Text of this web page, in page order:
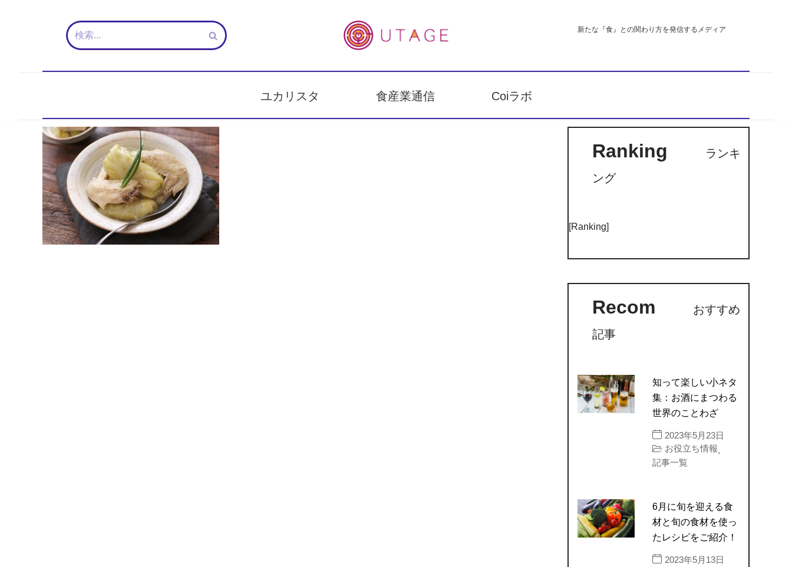
新たな『食』との関わり方を発信するメディア
ユカリスタ 食産業通信 Coiラボ
Ranking
ランキ
ング
[Ranking]
Recom
おすすめ
記事
知って楽しい小ネタ
集：お酒にまつわる
世界のことわざ
2023年5月23日
お役立ち情報,
記事一覧
6月に旬を迎える食
材と旬の食材を使っ
たレシピをご紹介！
2023年5月13日